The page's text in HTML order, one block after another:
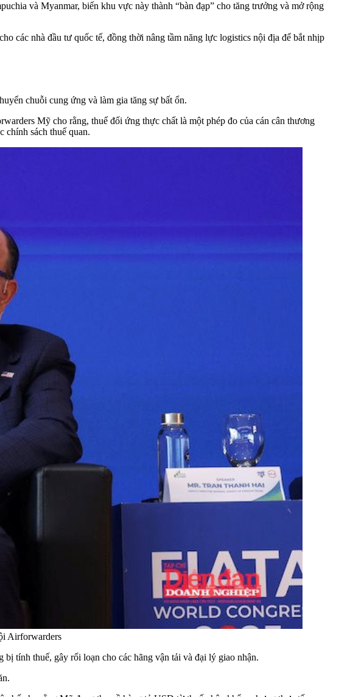
và Myanmar, biến khu vực này thành “bàn đạp” cho tăng trưởng và mở rộng
các nhà đầu tư quốc tế, đồng thời nâng tầm năng lực logistics nội địa để bắt nhịp
chuỗi cung ứng và làm gia tăng sự bất ổn.
Mỹ cho rằng, thuế đối ứng thực chất là một phép đo của cán cân thương
chính sách thuế quan.
Airforwarders
tính thuế, gây rối loạn cho các hãng vận tải và đại lý giao nhận.